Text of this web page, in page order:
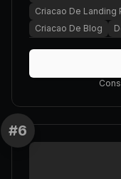
Criacao De Landing
Criacao De Blog
#6